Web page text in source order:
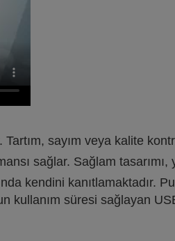
Tartım, sayım veya kalite
sağlar. Sağlam tasarımı,
kendini kanıtlamaktadır.
kullanım süresi sağlayan